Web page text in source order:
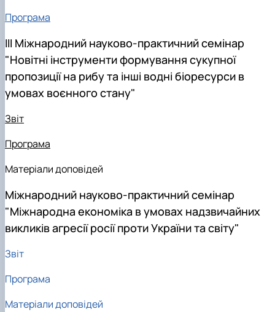
Програма
III Міжнародний науково-практичний семінар
"Новітні інструменти формування сукупної
пропозиції на рибу та інші водні біоресурси в
умовах воєнного стану"
Звіт
Програма
Матеріали доповідей
Міжнародний науково-практичний семінар
"Міжнародна економіка в умовах надзвичайних
викликів агресії росії проти України та світу"
Звіт
Програма
Матеріали доповідей